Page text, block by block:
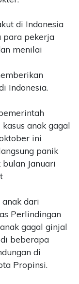
di Indonesia
para pekerja
menilai
Indonesia.
anak gagal
ini
panik
Januari
dari
Perlindingan
gagal ginjal
beberapa
di
Propinsi.